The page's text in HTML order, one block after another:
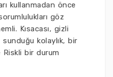
kullanmadan önce
göz
Kısacası, gizli
sunduğu kolaylık, bir
bir durum